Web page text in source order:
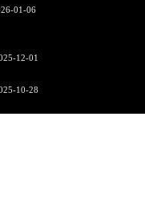
01-06
12-01
10-28